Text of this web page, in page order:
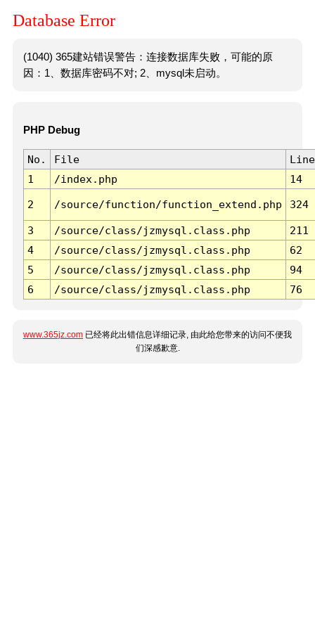
Database Error
(1040) 365建站错误警告：连接数据库失败，可能的原
因：1、数据库密码不对; 2、mysql未启动。
PHP Debug
No. File
Line
1
/index.php 14
2 /source/function/function_extend.php 324
3 /source/class/jzmysql.class.php
211
4
/source/class/jzmysql.class.php
62
5
/source/class/jzmysql.class.php
94
6
/source/class/jzmysql.class.php 76
www.365jz.com 已经将此出错信息详细记录, 由此给您带来的访问不便我
们深感歉意.